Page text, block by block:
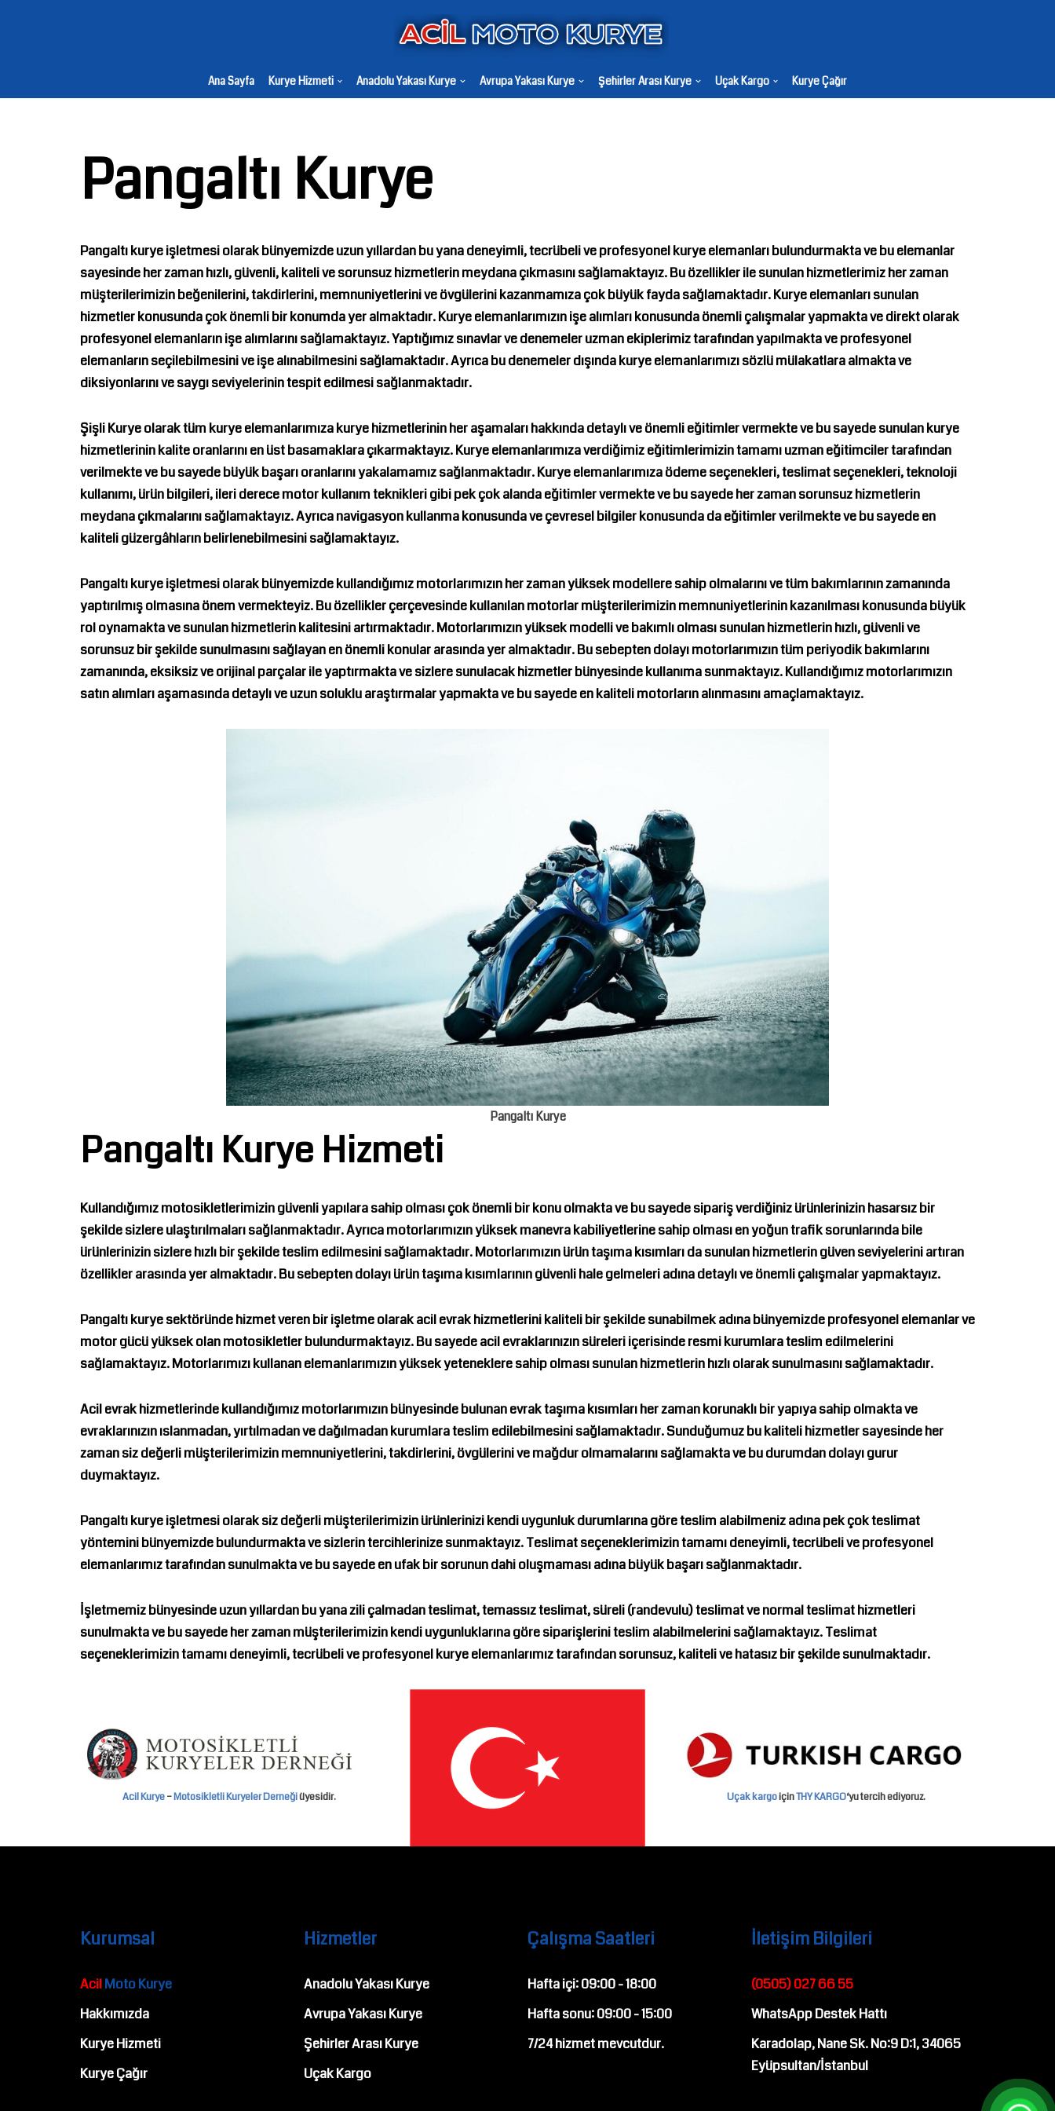
Ana Sayfa Kurye Hizmeti Anadolu Yakası Kurye Avrupa Yakası Kurye Şehirler Arası Kurye Uçak Kargo Kurye Çağır
Pangaltı Kurye
Pangaltı kuryeişletmesi olarak bünyemizde uzun yıllardan bu yana deneyimli, tecrübeli ve profesyonel kurye elemanları bulundurmakta ve bu elemanlar
sayesinde her zaman hızlı, güvenli, kaliteli ve sorunsuz hizmetlerin meydana çıkmasını sağlamaktayız. Bu özellikler ile sunulan hizmetlerimiz her zaman
müşterilerimizin beğenilerini, takdirlerini, memnuniyetlerini ve övgülerini kazanmamıza çok büyük fayda sağlamaktadır. Kurye elemanları sunulan
hizmetler konusunda çok önemli bir konumda yer almaktadır. Kurye elemanlarımızın işe alımları konusunda önemli çalışmalar yapmakta ve direkt olarak
profesyonel elemanların işe alımlarını sağlamaktayız. Yaptığımız sınavlar ve denemeler uzman ekiplerimiz tarafından yapılmakta ve profesyonel
elemanların seçilebilmesini ve işe alınabilmesini sağlamaktadır. Ayrıca bu denemeler dışında kurye elemanlarımızı sözlü mülakatlara almakta ve
diksiyonlarını ve saygı seviyelerinin tespit edilmesi sağlanmaktadır.
Şişli Kuryeolarak tüm kurye elemanlarımıza kurye hizmetlerinin her aşamaları hakkında detaylı ve önemli eğitimler vermekte ve bu sayede sunulan kurye
hizmetlerinin kalite oranlarını en üst basamaklara çıkarmaktayız. Kurye elemanlarımıza verdiğimiz eğitimlerimizin tamamı uzman eğitimciler tarafından
verilmekte ve bu sayede büyük başarı oranlarını yakalamamız sağlanmaktadır. Kurye elemanlarımıza ödeme seçenekleri, teslimat seçenekleri, teknoloji
kullanımı, ürün bilgileri, ileri derece motor kullanım teknikleri gibi pek çok alanda eğitimler vermekte ve bu sayede her zaman sorunsuz hizmetlerin
meydana çıkmalarını sağlamaktayız. Ayrıca navigasyon kullanma konusunda ve çevresel bilgiler konusunda da eğitimler verilmekte ve bu sayede en
kaliteli güzergâhların belirlenebilmesini sağlamaktayız.
Pangaltı kuryeişletmesi olarak bünyemizde kullandığımız motorlarımızın her zaman yüksek modellere sahip olmalarını ve tüm bakımlarının zamanında
yaptırılmış olmasına önem vermekteyiz. Bu özellikler çerçevesinde kullanılan motorlar müşterilerimizin memnuniyetlerinin kazanılması konusunda büyük
rol oynamakta ve sunulan hizmetlerin kalitesini artırmaktadır. Motorlarımızın yüksek modelli ve bakımlı olması sunulan hizmetlerin hızlı, güvenli ve
sorunsuz bir şekilde sunulmasını sağlayan en önemli konular arasında yer almaktadır. Bu sebepten dolayı motorlarımızın tüm periyodik bakımlarını
zamanında, eksiksiz ve orijinal parçalar ile yaptırmakta ve sizlere sunulacak hizmetler bünyesinde kullanıma sunmaktayız. Kullandığımız motorlarımızın
satın alımları aşamasında detaylı ve uzun soluklu araştırmalar yapmakta ve bu sayede en kaliteli motorların alınmasını amaçlamaktayız.
Pangaltı Kurye
Pangaltı Kurye Hizmeti
Kullandığımız motosikletlerimizin güvenli yapılara sahip olması çok önemli bir konu olmakta ve bu sayede sipariş verdiğiniz ürünlerinizin hasarsız bir
şekilde sizlere ulaştırılmaları sağlanmaktadır. Ayrıca motorlarımızın yüksek manevra kabiliyetlerine sahip olması en yoğun trafik sorunlarında bile
ürünlerinizin sizlere hızlı bir şekilde teslim edilmesini sağlamaktadır. Motorlarımızın ürün taşıma kısımları da sunulan hizmetlerin güven seviyelerini artıran
özellikler arasında yer almaktadır. Bu sebepten dolayı ürün taşıma kısımlarının güvenli hale gelmeleri adına detaylı ve önemli çalışmalar yapmaktayız.
Pangaltı kuryesektöründe hizmet veren bir işletme olarak acil evrak hizmetlerini kaliteli bir şekilde sunabilmek adına bünyemizde profesyonel elemanlar ve
motor gücü yüksek olan motosikletler bulundurmaktayız. Bu sayede acil evraklarınızın süreleri içerisinde resmi kurumlara teslim edilmelerini
sağlamaktayız. Motorlarımızı kullanan elemanlarımızın yüksek yeteneklere sahip olması sunulan hizmetlerin hızlı olarak sunulmasını sağlamaktadır.
Acil evrak hizmetlerinde kullandığımız motorlarımızın bünyesinde bulunan evrak taşıma kısımları her zaman korunaklı bir yapıya sahip olmakta ve
evraklarınızın ıslanmadan, yırtılmadan ve dağılmadan kurumlara teslim edilebilmesini sağlamaktadır. Sunduğumuz bu kaliteli hizmetler sayesinde her
zaman siz değerli müşterilerimizin memnuniyetlerini, takdirlerini, övgülerini ve mağdur olmamalarını sağlamakta ve bu durumdan dolayı gurur
duymaktayız.
Pangaltı kuryeişletmesi olarak siz değerli müşterilerimizin ürünlerinizi kendi uygunluk durumlarına göre teslim alabilmeniz adına pek çok teslimat
yöntemini bünyemizde bulundurmakta ve sizlerin tercihlerinize sunmaktayız. Teslimat seçeneklerimizin tamamı deneyimli, tecrübeli ve profesyonel
elemanlarımız tarafından sunulmakta ve bu sayede en ufak bir sorunun dahi oluşmaması adına büyük başarı sağlanmaktadır.
İşletmemiz bünyesinde uzun yıllardan bu yana zili çalmadan teslimat, temassız teslimat, süreli (randevulu) teslimat ve normal teslimat hizmetleri
sunulmakta ve bu sayede her zaman müşterilerimizin kendi uygunluklarına göre siparişlerini teslim alabilmelerini sağlamaktayız. Teslimat
seçeneklerimizin tamamı deneyimli, tecrübeli ve profesyonel kurye elemanlarımız tarafından sorunsuz, kaliteli ve hatasız bir şekilde sunulmaktadır.
Acil Kurye–Motosikletli Kuryeler Derneğiüyesidir. Uçak kargoiçinTHY KARGO‘yu tercih ediyoruz.
Kurumsal
AcilMoto Kurye
Hakkımızda
Kurye Hizmeti
Kurye Çağır
Hizmetler
Anadolu Yakası Kurye
Avrupa Yakası Kurye
Şehirler Arası Kurye
Uçak Kargo
Çalışma Saatleri
Hafta içi:09:00-18:00
Hafta sonu:09:00-15:00
7/24hizmet mevcutdur.
İletişim Bilgileri
(0505) 027 66 55
WhatsApp Destek Hattı
Karadolap, Nane Sk. No:9 D:1, 34065
Eyüpsultan/İstanbul